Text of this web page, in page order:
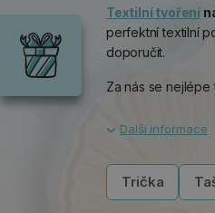
Textilní tvoření
perfektní textilní
doporučit.
Za nás se nejlépe
Trička
Dárky
Wrendale
Designs
každou